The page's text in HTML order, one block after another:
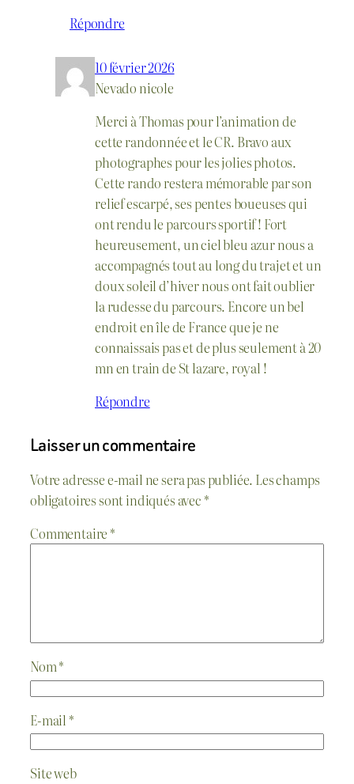
Répondre
10 février 2026
Nevado nicole
Merci à Thomas pour l’animation de
cette randonnée et le CR. Bravo aux
photographes pour les jolies photos.
Cette rando restera mémorable par son
relief escarpé, ses pentes boueuses qui
ont rendu le parcours sportif ! Fort
heureusement, un ciel bleu azur nous a
accompagnés tout au long du trajet et un
doux soleil d’hiver nous ont fait oublier
la rudesse du parcours. Encore un bel
endroit en île de France que je ne
connaissais pas et de plus seulement à 20
mn en train de St lazare, royal !
Répondre
Laisser un commentaire
Votre adresse e-mail ne sera pas publiée. Les champs
obligatoires sont indiqués avec *
Commentaire *
Nom*
E-mail *
Site web